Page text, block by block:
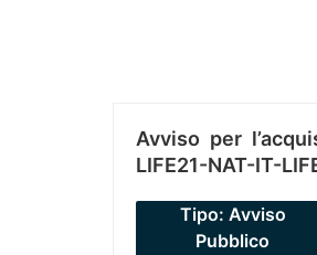
Avviso per
LIFE21-NAT-IT-
Tipo: Avviso
Pubblico